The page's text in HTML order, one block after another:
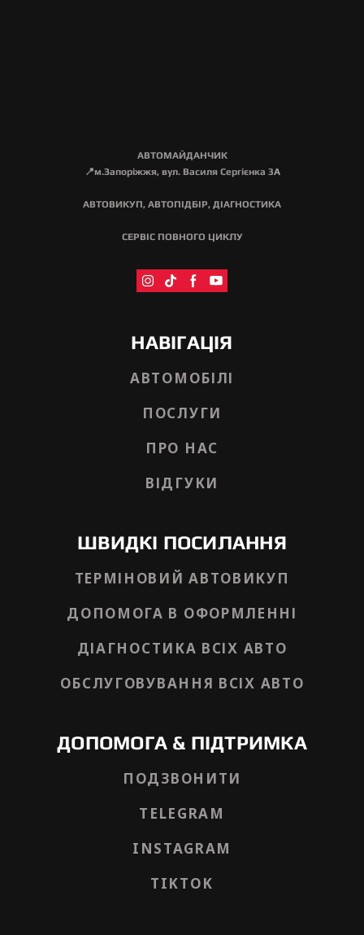
АВТОМАЙДАНЧИК
📍м.Запоріжжя, вул. Василя Сергієнка 3А
АВТОВИКУП, АВТОПІДБІР, ДІАГНОСТИКА
СЕРВІС ПОВНОГО ЦИКЛУ
НАВІГАЦІЯ
АВТОМОБІЛІ
ПОСЛУГИ
ПРО НАС
ВІДГУКИ
ШВИДКІ ПОСИЛАННЯ
ТЕРМІНОВИЙ АВТОВИКУП
ДОПОМОГА В ОФОРМЛЕННІ
ДІАГНОСТИКА ВСІХ АВТО
ОБСЛУГОВУВАННЯ ВСІХ АВТО
ДОПОМОГА & ПІДТРИМКА
ПОДЗВОНИТИ
TELEGRAM
INSTAGRAM
TIKTOK